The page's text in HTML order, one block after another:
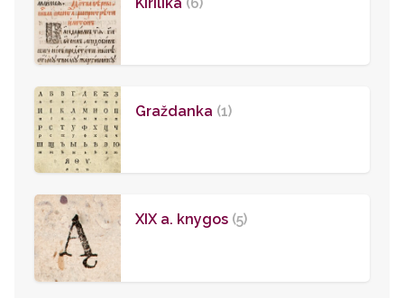
Graždanka (1)
XIX a. knygos (5)